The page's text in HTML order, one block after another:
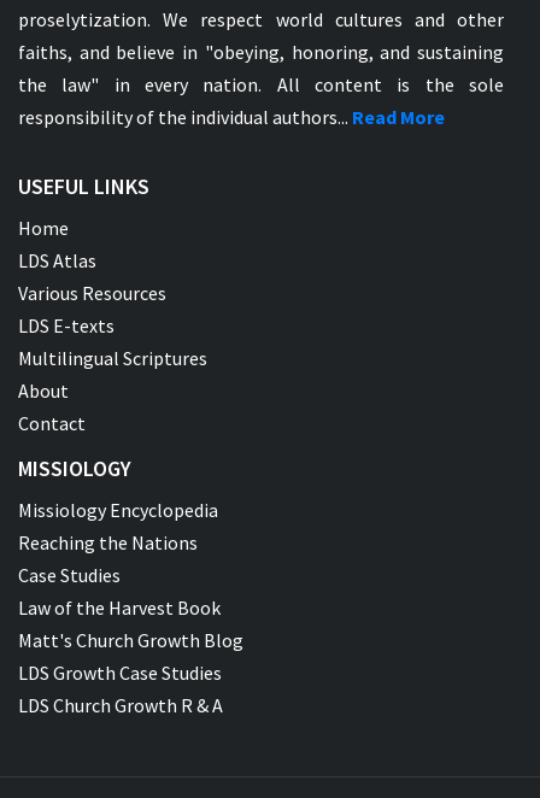
proselytization. We respect world cultures and other
faiths, and believe in "obeying, honoring, and sustaining
the law" in every nation. All content is the sole
responsibility of the individual authors... Read More
USEFUL LINKS
Home
LDS Atlas
Various Resources
LDS E-texts
Multilingual Scriptures
About
Contact
MISSIOLOGY
Missiology Encyclopedia
Reaching the Nations
Case Studies
Law of the Harvest Book
Matt's Church Growth Blog
LDS Growth Case Studies
LDS Church Growth R & A